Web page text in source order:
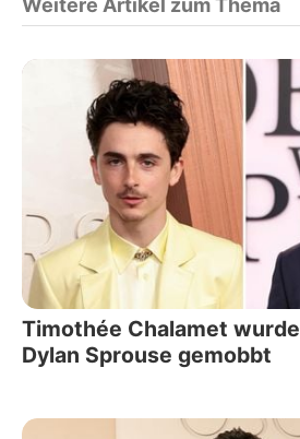
Weitere Artikel zum Thema
Timothée Chalamet
Dylan Sprouse gemobbt